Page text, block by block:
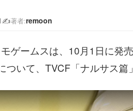
✍️著者:remoon
ゲームスは、10月1日に発
ついて、TVCF「ナルサス篇